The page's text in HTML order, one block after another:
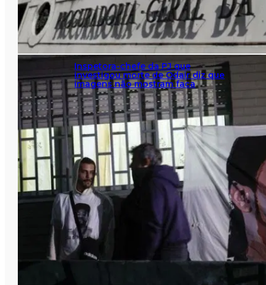
Inspetora-chefe da PJ que
investigou morte de Odair diz que
imagens não mostram faca